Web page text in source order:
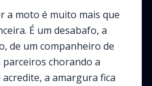
a moto é muito mais que
É um desabafo, a
de um companheiro de
parceiros chorando a
a amargura fica